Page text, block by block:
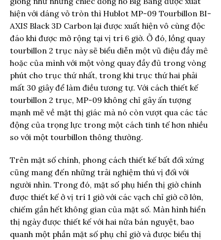
hiện với dáng vỏ tròn thì Hublot MP-09 Tourbillon BI-
AXIS Black 3D Carbon lại được xuất hiện vô cùng độc
đáo khi được mở rộng tại vị trí 6 giờ. Ở đó, lồng quay
tourbillon 2 trục này sẽ biểu diễn một vũ điệu đầy mê
hoặc của mình với một vòng quay đầy đủ trong vòng
phút cho trục thứ nhất, trong khi trục thứ hai phải
mất 30 giây để làm điều tương tự. Với cách thiết kế
tourbillon 2 trục, MP-09 không chỉ gây ấn tượng
mạnh mẽ về mặt thị giác mà nó còn vượt qua các tác
động của trọng lực trong một cách tinh tế hơn nhiều
so với một tourbillon thông thường.
Trên mặt số chính, phong cách thiết kế bất đối xứng
cũng mang đến những trải nghiệm thú vị đối với
người nhìn. Trong đó, mặt số phụ hiển thị giờ chính
được thiết kế ở vị trí 1 giờ với các vạch chỉ giờ cỡ lớn,
chiếm gần hết không gian của mặt số. Màn hình hiển
thị ngày được thiết kế với hai nửa bán nguyệt, bao
quanh một phần mặt số phụ chỉ giờ và được biểu thị